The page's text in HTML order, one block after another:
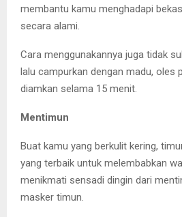
membantu kamu menghadapi
secara alami.
Cara menggunakannya juga tidak
lalu campurkan dengan madu, oles
diamkan selama 15 menit.
Mentimun
Buat kamu yang berkulit kering,
yang terbaik untuk melembabkan
menikmati sensadi dingin dari
masker timun.